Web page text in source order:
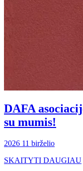
DAFA
su mumis!
2026 11 birželio
SKAITYTI DAUGIAU